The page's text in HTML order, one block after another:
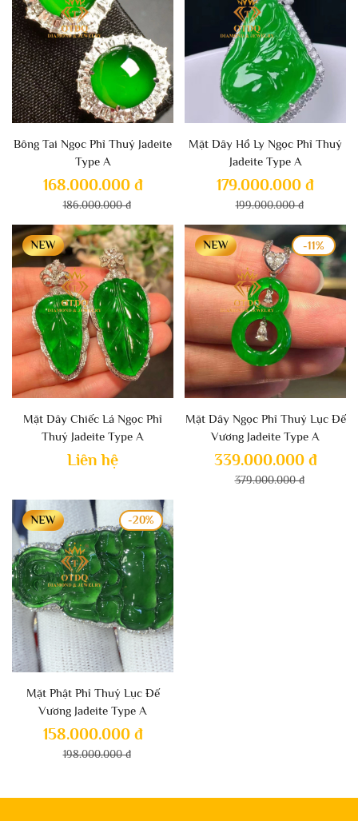
Bông Tai Ngọc Phỉ Thuý Jadeite
Type A
168.000.000 đ
186.000.000 đ
Mặt Dây Hồ Ly Ngọc Phỉ Thuý
Jadeite Type A
179.000.000 đ
199.000.000 đ
Mặt Dây Chiếc Lá Ngọc Phỉ
Thuý Jadeite Type A
Liên hệ
-11%
Mặt Dây Ngọc Phỉ Thuý Lục Đế
Vương Jadeite Type A
339.000.000 đ
379.000.000 đ
-20%
Mặt Phật Phỉ Thuý Lục Đế
Vương Jadeite Type A
158.000.000 đ
198.000.000 đ